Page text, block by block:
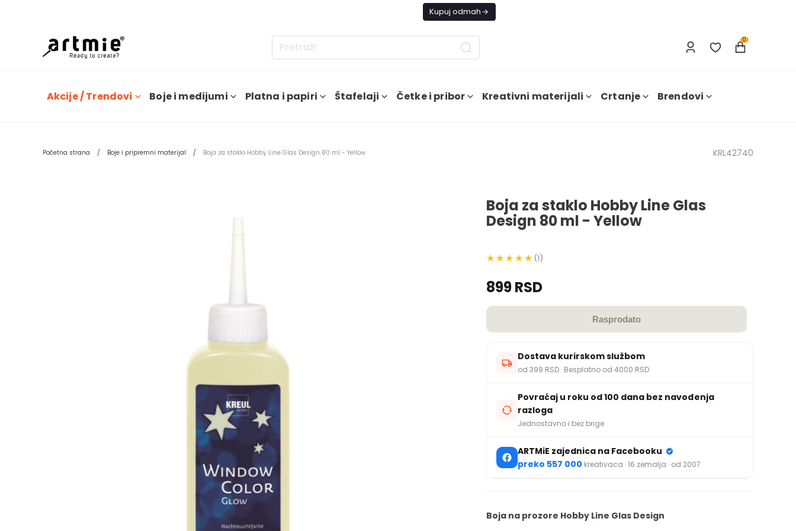
Kupuj odmah
0
Akcije / Trendovi Boje i medijumi Platna i papiri Štafelaji Četke i pribor Kreativni materijali Crtanje Brendovi
Početna strana Boje i pripremni materijal Boja za staklo Hobby Line Glas Design 80 ml - Yellow KRL42740
Boja za staklo Hobby Line Glas
Design 80 ml - Yellow
(1)
899 RSD
Rasprodato
Dostava kurirskom službom
od 399 RSD · Besplatno od 4000 RSD
Povraćaj u roku od 100 dana bez navođenja
razloga
Jednostavno i bez brige
ARTMiE zajednica na Facebooku
preko 557 000 kreativaca · 16 zemalja · od 2007
Boja na prozore Hobby Line Glas Design